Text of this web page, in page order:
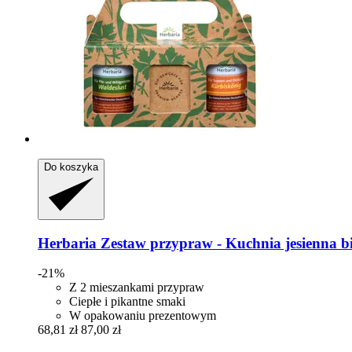
Do koszyka
Herbaria Zestaw przypraw -​ Kuchnia jesienna
-21%
Z 2 mieszankami przypraw
Ciepłe i pikantne smaki
W opakowaniu prezentowym
68,81 zł 87,00 zł